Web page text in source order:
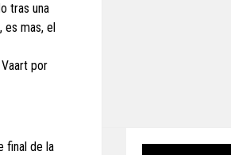
tras una
es mas, el
por
final de la